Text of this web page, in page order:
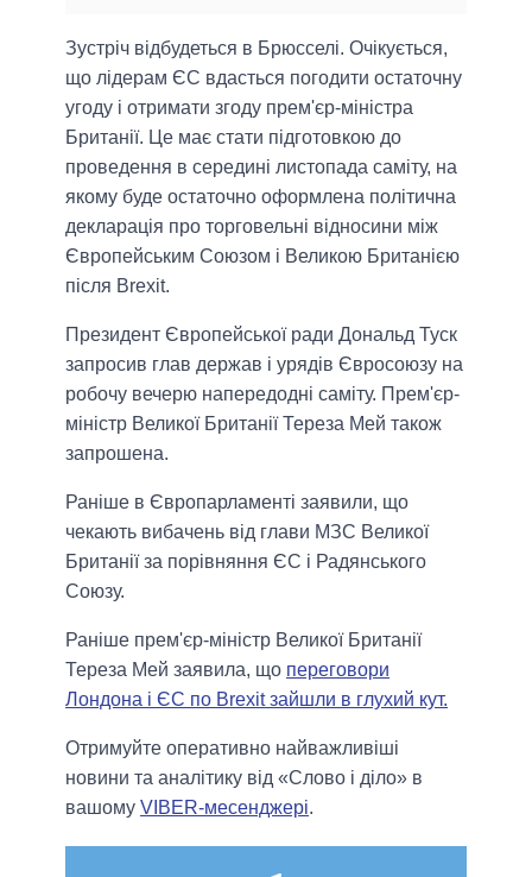
Зустріч відбудеться в Брюсселі. Очікується,
що лідерам ЄС вдасться погодити остаточну
угоду і отримати згоду прем'єр-міністра
Британії. Це має стати підготовкою до
проведення в середині листопада саміту, на
якому буде остаточно оформлена політична
декларація про торговельні відносини між
Європейським Союзом і Великою Британією
після Brexit.
Президент Європейської ради Дональд Туск
запросив глав держав і урядів Євросоюзу на
робочу вечерю напередодні саміту. Прем'єр-
міністр Великої Британії Тереза ​​Мей також
запрошена.
Раніше в Європарламенті заявили, що
чекають вибачень від глави МЗС Великої
Британії за порівняння ЄС і Радянського
Союзу.
Раніше прем'єр-міністр Великої Британії
Тереза ​​Мей заявила, що переговори
Лондона і ЄС по Brexit зайшли в глухий кут.
Отримуйте оперативно найважливіші
новини та аналітику від «Слово і діло» в
вашому VIBER-месенджері.